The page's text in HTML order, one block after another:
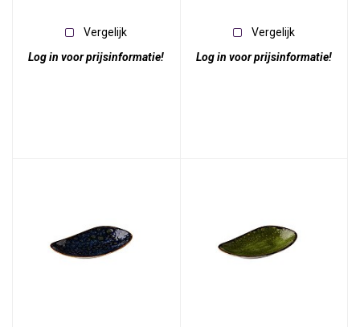
Vergelijk
Log in voor prijsinformatie!
Vergelijk
Log in voor prijsinformatie!